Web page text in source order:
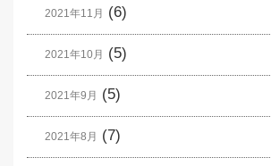
2021年11月 (6)
2021年10月 (5)
2021年9月 (5)
2021年8月 (7)